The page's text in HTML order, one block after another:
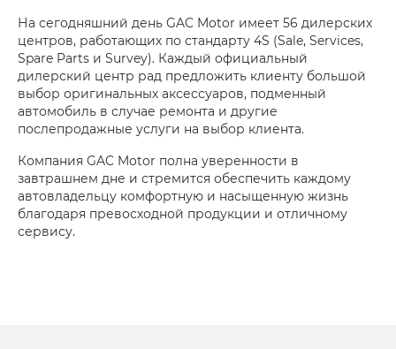
На сегодняшний день GAC Motor имеет 56 дилерских
центров, работающих по стандарту 4S (Sale, Services,
Spare Parts и Survey). Каждый официальный
дилерский центр рад предложить клиенту большой
выбор оригинальных аксессуаров, подменный
автомобиль в случае ремонта и другие
послепродажные услуги на выбор клиента.
Компания GAC Motor полна уверенности в
завтрашнем дне и стремится обеспечить каждому
автовладельцу комфортную и насыщенную жизнь
благодаря превосходной продукции и отличному
сервису.